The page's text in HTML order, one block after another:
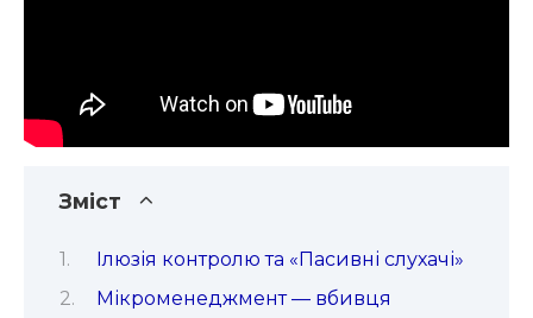
Зміст
Ілюзія контролю та «Пасивні слухачі»
Мікроменеджмент — вбивця